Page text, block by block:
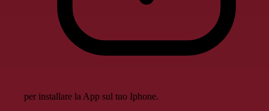
per installare la App sul tuo Iphone.